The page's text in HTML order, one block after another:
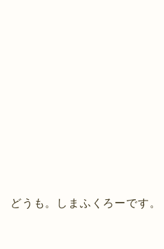
どうも。しまふくろーです。